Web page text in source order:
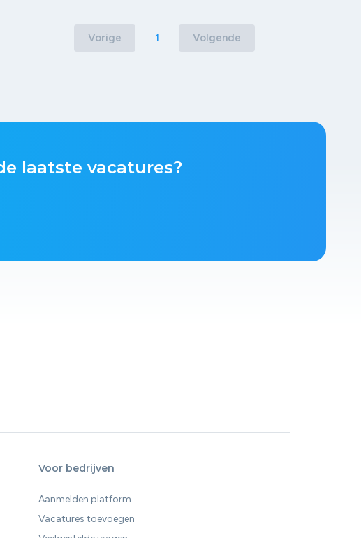
Vorige 1 Volgende
laatste vacatures?
Voor bedrijven
Aanmelden platform
Vacatures toevoegen